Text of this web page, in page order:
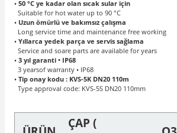
• 50 °C ye kadar olan sıcak sular için
Suitable for hot water up to 90 °C
• Uzun ömürlü ve bakımsız çalışma
Long service time and maintenance free working
• Yıllarca yedek parça ve servis sağlama
Service and soare parts are available for years
• 3 yıl garanti • IP68
3 yearsof warranty • IP68
• Tip onay kodu : KVS-5K DN20 110m
Type approval code: KVS-5S DN20 110mm
ÇAP (